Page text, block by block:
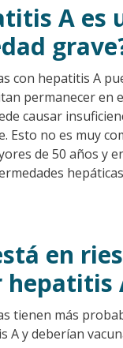
A es
con hepatitis A
permanecer en
causar
Esto no es muy
de 50 años y
en
hepatitis
tienen más
A y deberían